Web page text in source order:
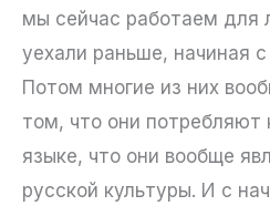
мы сейчас работаем для
уехали раньше, начиная
Потом многие из них
том, что они потребляют
языке, что они вообще
русской культуры. И с